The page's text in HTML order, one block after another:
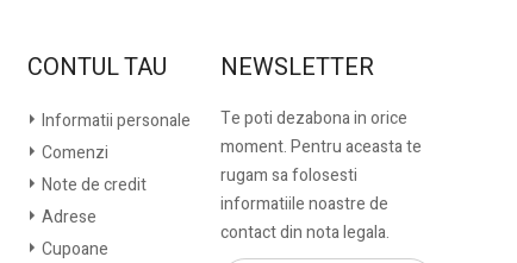
CONTUL TAU
Informatii personale
Comenzi
Note de credit
Adrese
Cupoane
NEWSLETTER
Te poti dezabona in orice
moment. Pentru aceasta te
rugam sa folosesti
informatiile noastre de
contact din nota legala.